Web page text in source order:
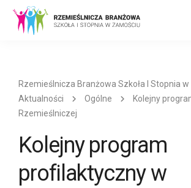
Rzemieślnicza Branżowa Szkoła I Stopnia
Aktualności
Ogólne
Kolejny
Rzemieślniczej
Kolejny program
profilaktyczny w